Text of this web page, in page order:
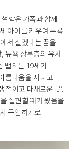
학은 가족과 함께
아이를 키우며 뉴욕
서 살겠다는 꿈을
뉴욕 상류층의 유서
밸리는 19세기
름다움을 지니고
적이고 다채로운 곳’.
실현할 때가 왔음을
구입하기로